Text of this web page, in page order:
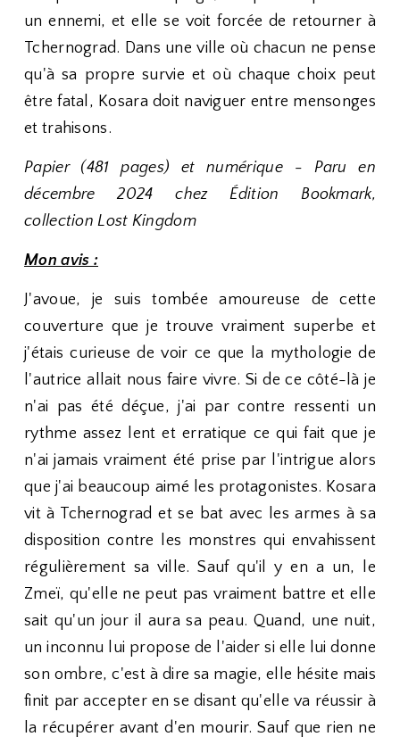
un ennemi, et elle se voit forcée de retourner à
Tchernograd. Dans une ville où chacun ne pense
qu'à sa propre survie et où chaque choix peut
être fatal, Kosara doit naviguer entre mensonges
et trahisons.
Papier (481 pages) et numérique - Paru en
décembre 2024 chez Édition Bookmark,
collection Lost Kingdom
Mon avis :
J'avoue, je suis tombée amoureuse de cette
couverture que je trouve vraiment superbe et
j'étais curieuse de voir ce que la mythologie de
l'autrice allait nous faire vivre. Si de ce côté-là je
n'ai pas été déçue, j'ai par contre ressenti un
rythme assez lent et erratique ce qui fait que je
n'ai jamais vraiment été prise par l'intrigue alors
que j'ai beaucoup aimé les protagonistes. Kosara
vit à Tchernograd et se bat avec les armes à sa
disposition contre les monstres qui envahissent
régulièrement sa ville. Sauf qu'il y en a un, le
Zmeï, qu'elle ne peut pas vraiment battre et elle
sait qu'un jour il aura sa peau. Quand, une nuit,
un inconnu lui propose de l'aider si elle lui donne
son ombre, c'est à dire sa magie, elle hésite mais
finit par accepter en se disant qu'elle va réussir à
la récupérer avant d'en mourir. Sauf que rien ne